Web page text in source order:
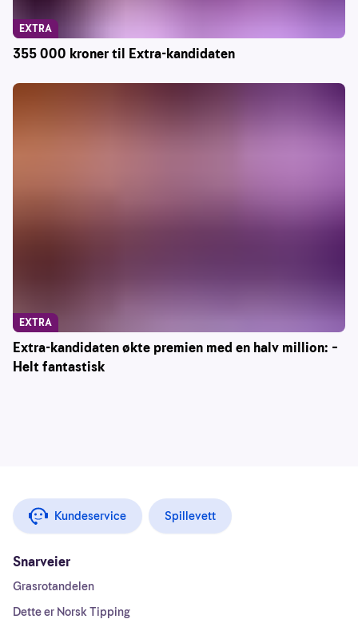
355 000 kroner til Extra-kandidaten
EXTRA
Extra-kandidaten økte premien med en halv million: –
Helt fantastisk
EXTRA
Kundeservice Spillevett
Snarveier
Grasrotandelen
Dette er Norsk Tipping